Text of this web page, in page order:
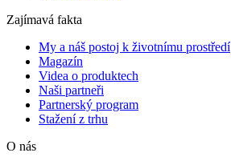
Zajímavá fakta
My a náš postoj k životnímu prostředí
Magazín
Videa o produktech
Naši partneři
Partnerský program
Stažení z trhu
O nás